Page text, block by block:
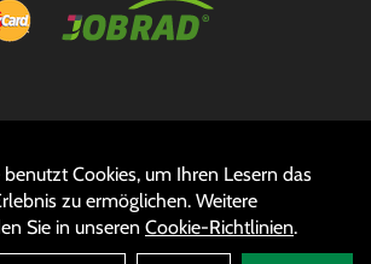
Cookies, um Ihren Lesern das
zu ermöglichen. Weitere
Sie in unseren Cookie-Richtlinien.
Auftrag widerrufen